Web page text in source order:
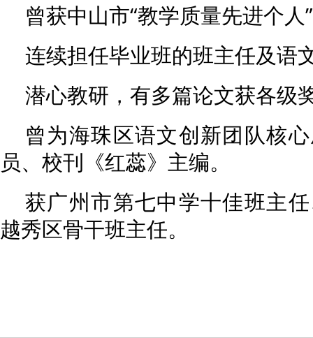
曾获中山市“教学质量先进个人
连续担任毕业班的班主任及语
潜心教研，有多篇论文获各级
曾为海珠区语文创新团队核
员、校刊《红蕊》主编。
获广州市第七中学十佳班主
越秀区骨干班主任。